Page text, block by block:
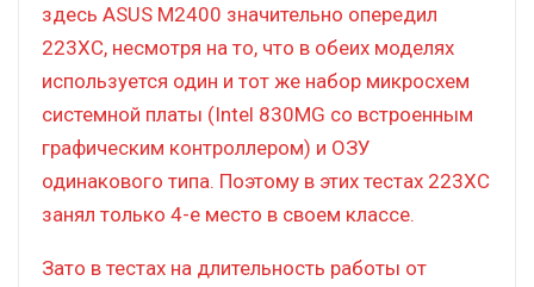
здесь ASUS M2400 значительно опередил
223XC, несмотря на то, что в обеих моделях
используется один и тот же набор микросхем
системной платы (Intel 830MG со встроенным
графическим контроллером) и ОЗУ
одинакового типа. Поэтому в этих тестах 223XC
занял только 4-е место в своем классе.
Зато в тестах на длительность работы от